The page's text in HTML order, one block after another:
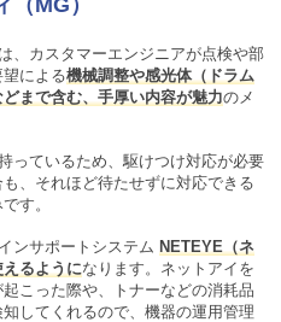
、カスタマーエンジニアが点検や部
による機械調整や感光体（ドラム
まで含む、手厚い内容が魅力のメ
っているため、駆けつけ対応が必要
、それほど待たせずに対応できる
す。
ンサポートシステム NETEYE（ネ
るようになります。ネットアイを
こった際や、トナーなどの消耗品
してくれるので、機器の運用管理